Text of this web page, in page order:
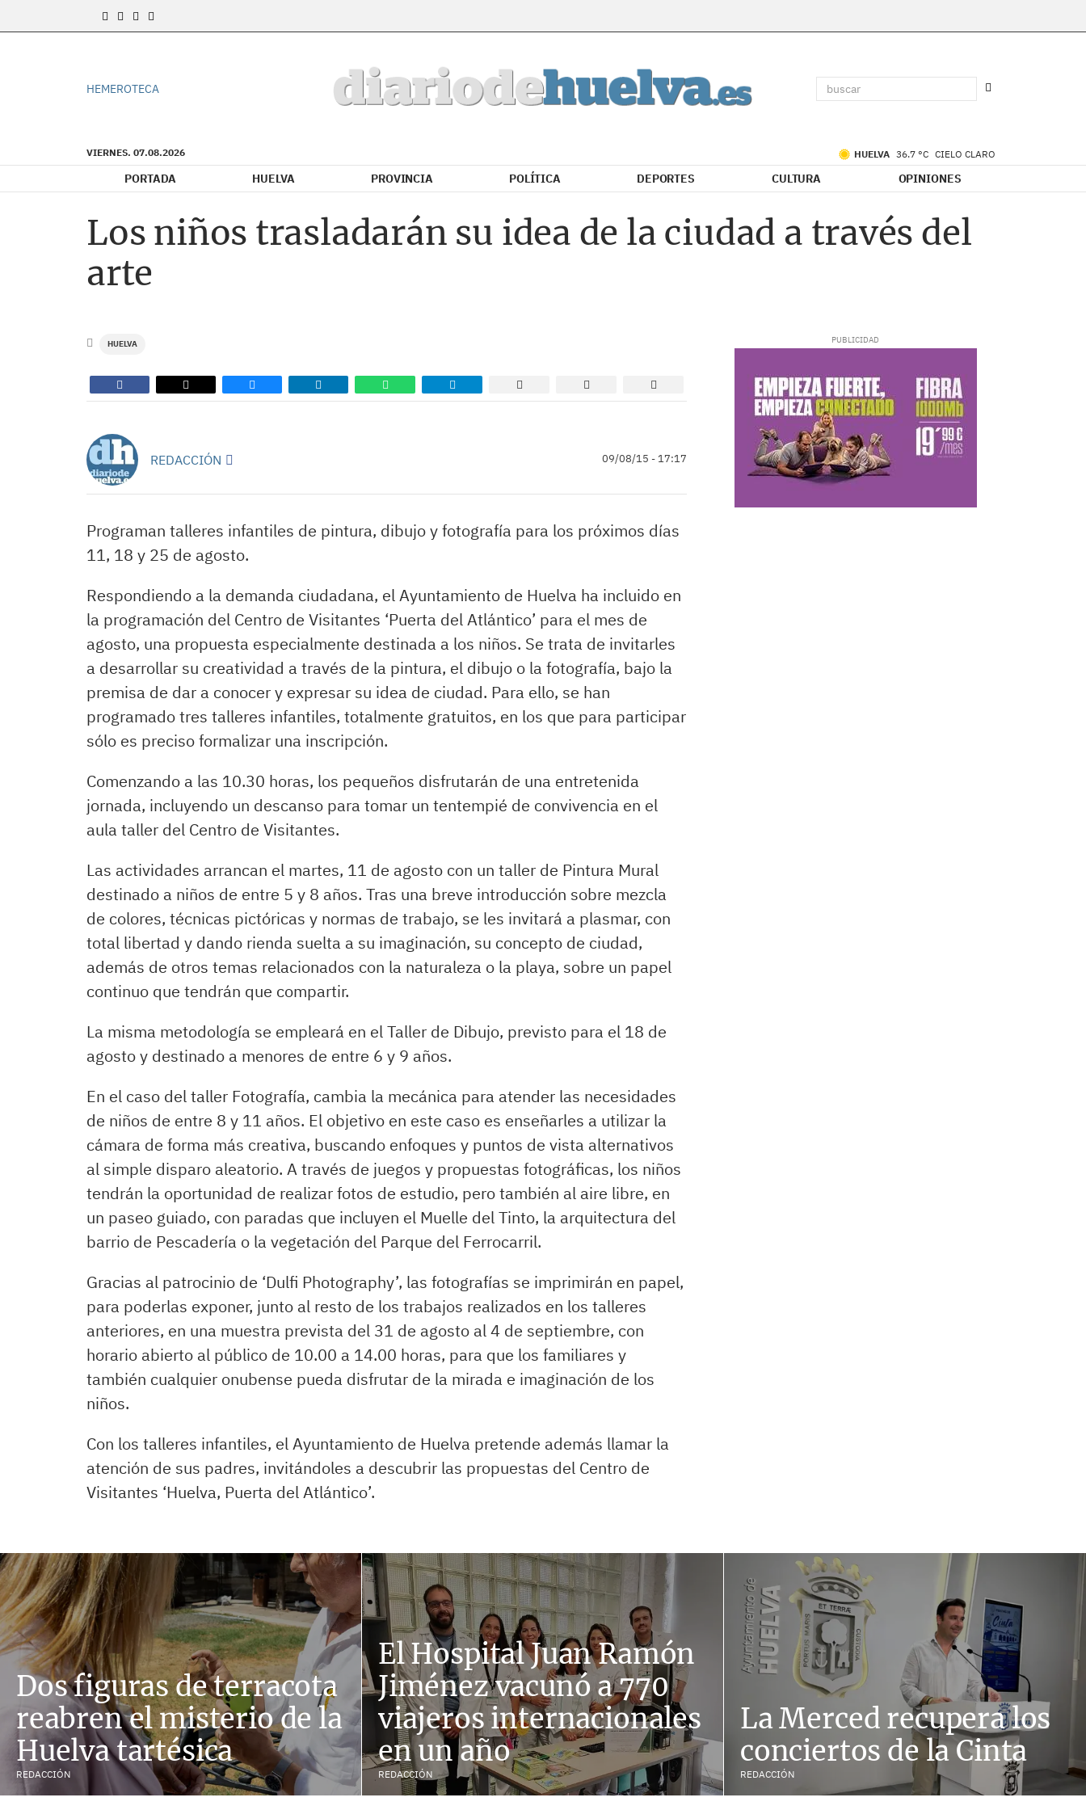
HEMEROTECA
VIERNES. 07.08.2026 HUELVA 36.7 °C CIELO CLARO
PORTADA HUELVA PROVINCIA POLÍTICA DEPORTES CULTURA OPINIONES
Los niños trasladarán su idea de la ciudad a través del
arte
HUELVA
REDACCIÓN 09/08/15 - 17:17
Programan talleres infantiles de pintura, dibujo y fotografía para los próximos días
11, 18 y 25 de agosto.
Respondiendo a la demanda ciudadana, el Ayuntamiento de Huelva ha incluido en
la programación del Centro de Visitantes ‘Puerta del Atlántico’ para el mes de
agosto, una propuesta especialmente destinada a los niños. Se trata de invitarles
a desarrollar su creatividad a través de la pintura, el dibujo o la fotografía, bajo la
premisa de dar a conocer y expresar su idea de ciudad. Para ello, se han
programado tres talleres infantiles, totalmente gratuitos, en los que para participar
sólo es preciso formalizar una inscripción.
Comenzando a las 10.30 horas, los pequeños disfrutarán de una entretenida
jornada, incluyendo un descanso para tomar un tentempié de convivencia en el
aula taller del Centro de Visitantes.
Las actividades arrancan el martes, 11 de agosto con un taller de Pintura Mural
destinado a niños de entre 5 y 8 años. Tras una breve introducción sobre mezcla
de colores, técnicas pictóricas y normas de trabajo, se les invitará a plasmar, con
total libertad y dando rienda suelta a su imaginación, su concepto de ciudad,
además de otros temas relacionados con la naturaleza o la playa, sobre un papel
continuo que tendrán que compartir.
La misma metodología se empleará en el Taller de Dibujo, previsto para el 18 de
agosto y destinado a menores de entre 6 y 9 años.
En el caso del taller Fotografía, cambia la mecánica para atender las necesidades
de niños de entre 8 y 11 años. El objetivo en este caso es enseñarles a utilizar la
cámara de forma más creativa, buscando enfoques y puntos de vista alternativos
al simple disparo aleatorio. A través de juegos y propuestas fotográficas, los niños
tendrán la oportunidad de realizar fotos de estudio, pero también al aire libre, en
un paseo guiado, con paradas que incluyen el Muelle del Tinto, la arquitectura del
barrio de Pescadería o la vegetación del Parque del Ferrocarril.
Gracias al patrocinio de ‘Dulfi Photography’, las fotografías se imprimirán en papel,
para poderlas exponer, junto al resto de los trabajos realizados en los talleres
anteriores, en una muestra prevista del 31 de agosto al 4 de septiembre, con
horario abierto al público de 10.00 a 14.00 horas, para que los familiares y
también cualquier onubense pueda disfrutar de la mirada e imaginación de los
niños.
Con los talleres infantiles, el Ayuntamiento de Huelva pretende además llamar la
atención de sus padres, invitándoles a descubrir las propuestas del Centro de
Visitantes ‘Huelva, Puerta del Atlántico’.
Dos figuras de terracota
reabren el misterio de la
Huelva tartésica
REDACCIÓN
El Hospital Juan Ramón
Jiménez vacunó a 770
viajeros internacionales
en un año
REDACCIÓN
La Merced recupera los
conciertos de la Cinta
REDACCIÓN